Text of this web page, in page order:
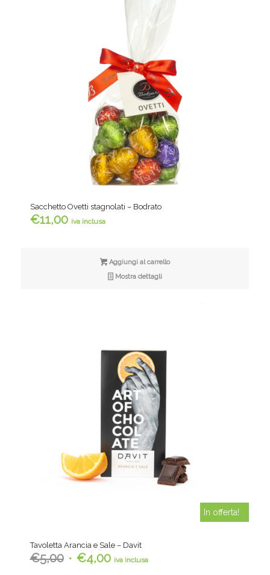
Sacchetto Ovetti stagnolati – Bodrato
€11,00 iva inclusa
Aggiungi al carrello
Mostra dettagli
Tavoletta Arancia e Sale – Davit
€5,00 Il €4,00Iliva inclusa
In offerta!